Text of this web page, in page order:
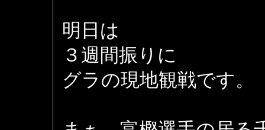
明日は
３週間振りに
グラの現地観戦です。